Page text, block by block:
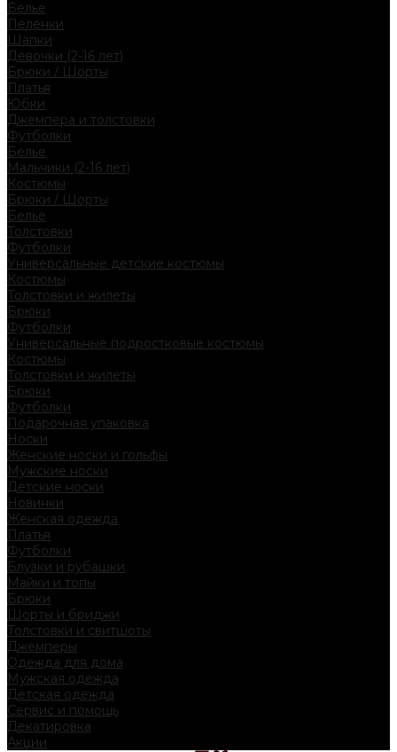
Белье
Пеленки
Шапки
Девочки (2-16 лет)
Брюки / Шорты
Платья
Юбки
Джемпера и толстовки
Футболки
Белье
Мальчики (2-16 лет)
Костюмы
Брюки / Шорты
Белье
Толстовки
Футболки
Универсальные детские костюмы
Костюмы
Толстовки и жилеты
Брюки
Футболки
Универсальные подростковые костюмы
Костюмы
Толстовки и жилеты
Брюки
Футболки
Подарочная упаковка
Носки
Женские носки и гольфы
Мужские носки
Детские носки
Новинки
Женская одежда
Платья
Футболки
Блузки и рубашки
Майки и топы
Брюки
Шорты и бриджи
Толстовки и свитшоты
Джемперы
Одежда для дома
Мужская одежда
Детская одежда
Сервис и помощь
Декатировка
Акции